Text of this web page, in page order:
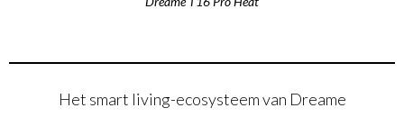
Het smart living-ecosysteem van Dreame